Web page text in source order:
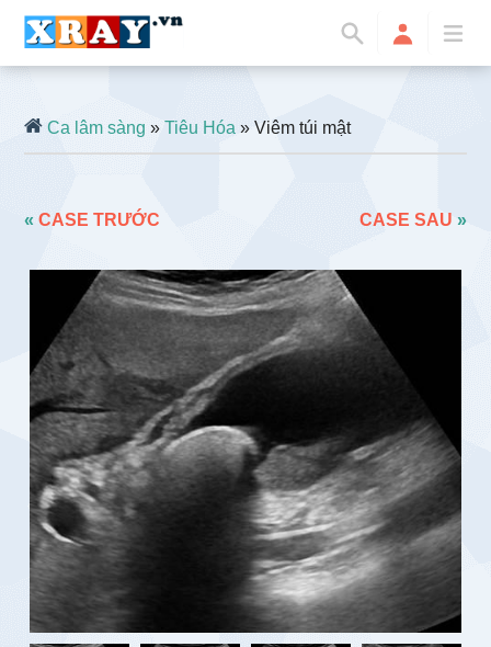
Ca lâm sàng »Tiêu Hóa » Viêm túi mật
«CASE TRƯỚC CASE SAU »